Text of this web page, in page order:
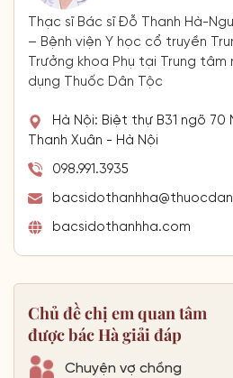
Thạc sĩ Bác sĩ Đỗ Thanh Hà-
– Bệnh viện Y học cổ truyền
Trưởng khoa Phụ tại Trung
dụng Thuốc Dân Tộc
Hà Nội: Biệt thự B31 ngõ 70
Thanh Xuân - Hà Nội
098.991.3935
bacsidothanhha.com
Chủ đề chị em quan tâm
được bác Hà giải đáp
Chuyện vợ chồng